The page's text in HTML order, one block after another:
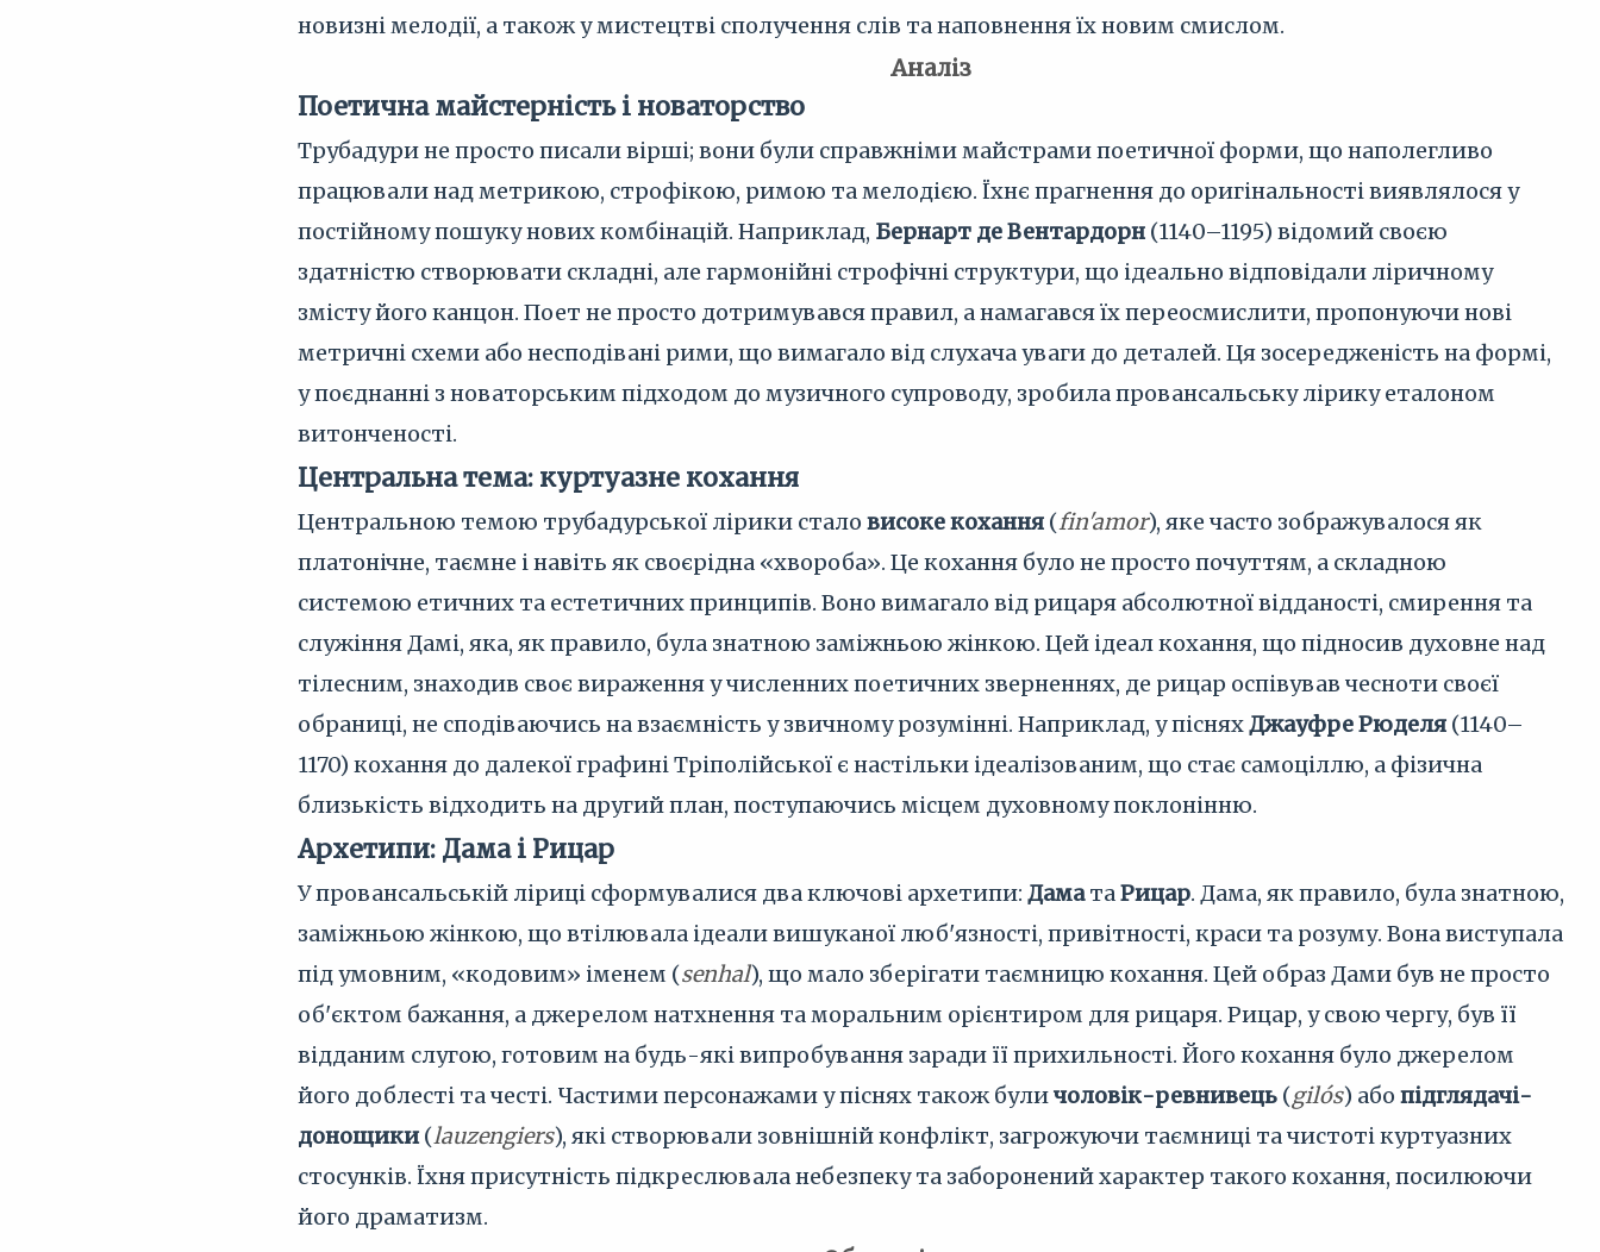
новизні мелодії, а також у мистецтві сполучення слів та наповнення їх новим смислом.
Аналіз
Поетична майстерність і новаторство
Трубадури не просто писали вірші; вони були справжніми майстрами поетичної форми, що наполегливо
працювали над метрикою, строфікою, римою та мелодією. Їхнє прагнення до оригінальності виявлялося у
постійному пошуку нових комбінацій. Наприклад, Бернарт де Вентардорн (1140–1195) відомий своєю
здатністю створювати складні, але гармонійні строфічні структури, що ідеально відповідали ліричному
змісту його канцон. Поет не просто дотримувався правил, а намагався їх переосмислити, пропонуючи нові
метричні схеми або несподівані рими, що вимагало від слухача уваги до деталей. Ця зосередженість на формі,
у поєднанні з новаторським підходом до музичного супроводу, зробила провансальську лірику еталоном
витонченості.
Центральна тема: куртуазне кохання
Центральною темою трубадурської лірики стало високе кохання (fin'amor), яке часто зображувалося як
платонічне, таємне і навіть як своєрідна «хвороба». Це кохання було не просто почуттям, а складною
системою етичних та естетичних принципів. Воно вимагало від рицаря абсолютної відданості, смирення та
служіння Дамі, яка, як правило, була знатною заміжньою жінкою. Цей ідеал кохання, що підносив духовне над
тілесним, знаходив своє вираження у численних поетичних зверненнях, де рицар оспівував чесноти своєї
обраниці, не сподіваючись на взаємність у звичному розумінні. Наприклад, у пісняхДжауфре Рюделя (1140–
1170) кохання до далекої графині Тріполійської є настільки ідеалізованим, що стає самоціллю, а фізична
близькість відходить на другий план, поступаючись місцем духовному поклонінню.
Архетипи: Дама і Рицар
У провансальській ліриці сформувалися два ключові архетипи: ДаматаРицар. Дама, як правило, була знатною,
заміжньою жінкою, що втілювала ідеали вишуканої люб'язності, привітності, краси та розуму. Вона виступала
під умовним, «кодовим» іменем (senhal), що мало зберігати таємницю кохання. Цей образ Дами був не просто
об'єктом бажання, а джерелом натхнення та моральним орієнтиром для рицаря. Рицар, у свою чергу, був її
відданим слугою, готовим на будь-які випробування заради її прихильності. Його кохання було джерелом
його доблесті та честі. Частими персонажами у піснях також буличоловік-ревнивець (gilós) або підглядачі-
донощики(lauzengiers), які створювали зовнішній конфлікт, загрожуючи таємниці та чистоті куртуазних
стосунків. Їхня присутність підкреслювала небезпеку та заборонений характер такого кохання, посилюючи
його драматизм.